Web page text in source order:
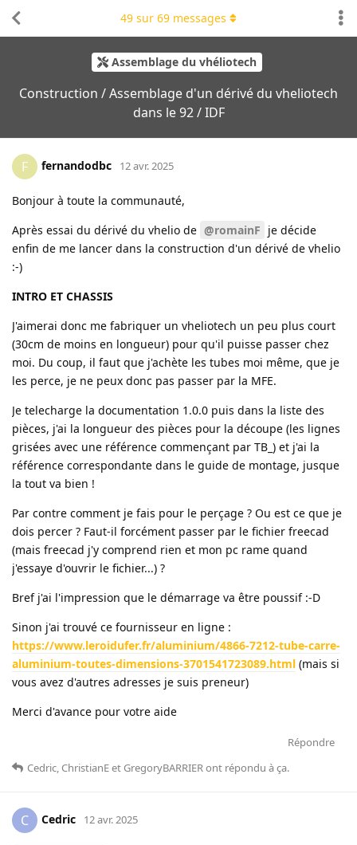
Assemblage du vhéliotech
Construction / Assemblage d'un dérivé du vheliotech
dans le 92 / IDF
49 sur 69 messages
F fernandodbc 12 avr. 2025
Bonjour à toute la communauté,
Après essai du dérivé du vhelio de @romainF je décide
enfin de me lancer dans la construction d'un dérivé de vhelio
:-)
INTRO ET CHASSIS
J'aimerai donc me fabriquer un vheliotech un peu plus court
(30cm de moins en longueur) pour qu'il puisse passer chez
moi. Du coup, il faut que j'achète les tubes moi même, que je
les perce, je ne peux donc pas passer par la MFE.
Je telecharge la documentation 1.0.0 puis dans la liste des
pièces, j'ai la longueur des pièces pour la découpe (les lignes
grisées avec une référence commençant par TB_) et j'ai la
référence correspondante dans le guide de montage, jusque
la tout va bien !
Par contre comment je fais pour le perçage ? Ou est ce que je
dois percer ? Faut-il forcément passer par le fichier freecad
(mais freecad j'y comprend rien et mon pc rame quand
j'essaye d'ouvrir le fichier...) ?
Bref j'ai l'impression que le démarrage va être poussif :-D
Sinon j'ai trouvé ce fournisseur en ligne :
https://www.leroidufer.fr/aluminium/4866-7212-tube-carre-
aluminium-toutes-dimensions-3701541723089.html (mais si
vous avez d'autres adresses je suis preneur)
Merci d'avance pour votre aide
Répondre
Cedric, ChristianEet GregoryBARRIERont répondu à ça.
C Cedric 12 avr. 2025